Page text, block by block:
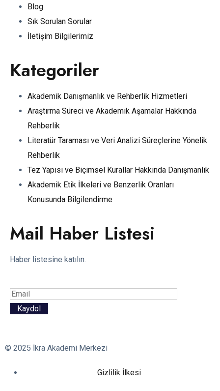
Blog
Sık Sorulan Sorular
İletişim Bilgilerimiz
Kategoriler
Akademik Danışmanlık ve Rehberlik Hizmetleri
Araştırma Süreci ve Akademik Aşamalar Hakkında
Rehberlik
Literatür Taraması ve Veri Analizi Süreçlerine Yönelik
Rehberlik
Tez Yapısı ve Biçimsel Kurallar Hakkında Danışmanlık
Akademik Etik İlkeleri ve Benzerlik Oranları
Konusunda Bilgilendirme
Mail Haber Listesi
Haber listesine katılın.
© 2025 İkra Akademi Merkezi
Gizlilik İlkesi